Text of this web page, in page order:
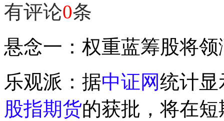
有评论0条
悬念一：权重蓝筹股将领
乐观派：据中证网统计显
股指期货的获批，将在